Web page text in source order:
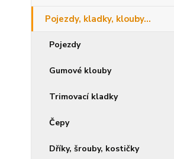
Pojezdy, kladky, klouby...
Pojezdy
Gumové klouby
Trimovací kladky
Čepy
Dříky, šrouby, kostičky